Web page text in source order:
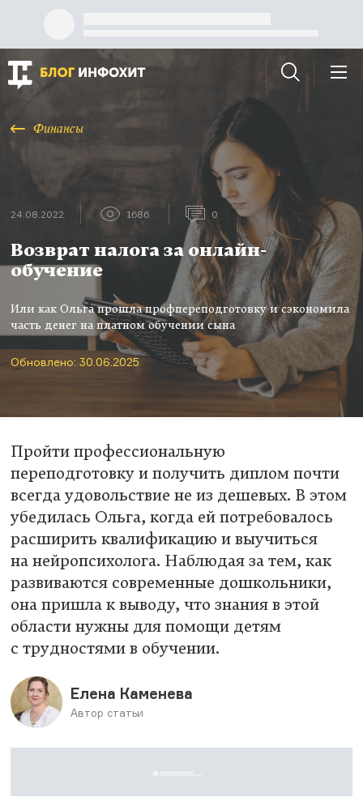
Финансы
24.08.2022 1686 0
Возврат налога за онлайн-
обучение
Или как Ольга прошла профпереподготовку и сэкономила
часть денег на платном обучении сына
Обновлено: 30.06.2025
Пройти профессиональную
переподготовку и получить диплом почти
всегда удовольствие не из дешевых. В этом
убедилась Ольга, когда ей потребовалось
расширить квалификацию и выучиться
на нейропсихолога. Наблюдая за тем, как
развиваются современные дошкольники,
она пришла к выводу, что знания в этой
области нужны для помощи детям
с трудностями в обучении.
Елена Каменева
Автор статьи